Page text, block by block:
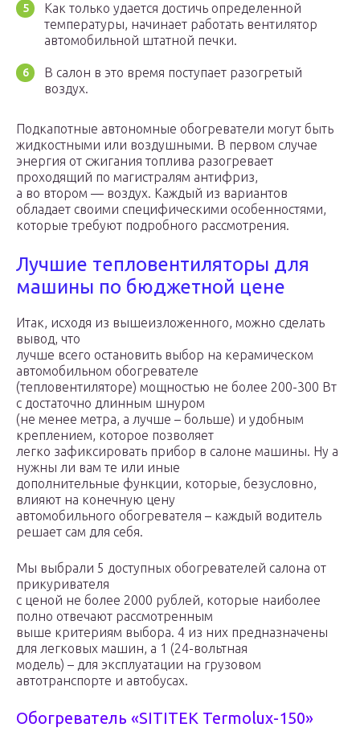
Как только удается достичь определенной
температуры, начинает работать вентилятор
автомобильной штатной печки.
В салон в это время поступает разогретый
воздух.
Подкапотные автономные обогреватели могут быть
жидкостными или воздушными. В первом случае
энергия от сжигания топлива разогревает
проходящий по магистралям антифриз,
а во втором — воздух. Каждый из вариантов
обладает своими специфическими особенностями,
которые требуют подробного рассмотрения.
Лучшие тепловентиляторы для
машины по бюджетной цене
Итак, исходя из вышеизложенного, можно сделать
вывод, что
лучше всего остановить выбор на керамическом
автомобильном обогревателе
(тепловентиляторе) мощностью не более 200-300 Вт
с достаточно длинным шнуром
(не менее метра, а лучше – больше) и удобным
креплением, которое позволяет
легко зафиксировать прибор в салоне машины. Ну а
нужны ли вам те или иные
дополнительные функции, которые, безусловно,
влияют на конечную цену
автомобильного обогревателя – каждый водитель
решает сам для себя.
Мы выбрали 5 доступных обогревателей салона от
прикуривателя
с ценой не более 2000 рублей, которые наиболее
полно отвечают рассмотренным
выше критериям выбора. 4 из них предназначены
для легковых машин, а 1 (24-вольтная
модель) – для эксплуатации на грузовом
автотранспорте и автобусах.
Обогреватель «SITITEK Termolux-150»